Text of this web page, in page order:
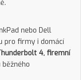
nebo Dell
pro firmy i domácí
4, firemní
běžného